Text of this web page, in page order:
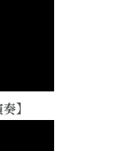
】